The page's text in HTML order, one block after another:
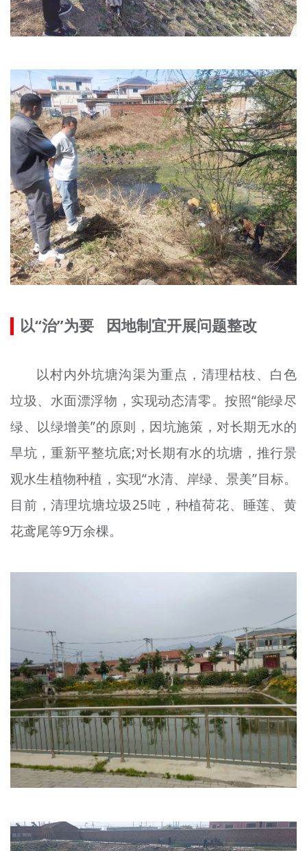
以“治”为要 因地制宜开展问题整改
以村内外坑塘沟渠为重点，清理枯枝、白色
垃圾、水面漂浮物，实现动态清零。按照“能绿尽
绿、以绿增美”的原则，因坑施策，对长期无水的
旱坑 ，重新平整坑底;对长期有水的坑塘，推行景
观水生植物种植，实现“水清、岸绿、景美”目标。
目前，清理坑塘垃圾25吨，种植荷花、睡莲、黄
花鸢尾等9万余棵。